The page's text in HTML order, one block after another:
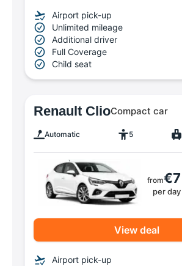
Airport pick-up
Unlimited mileage
Additional driver
Full Coverage
Child seat
Renault ClioCompact car
Automatic 5
from€7
per day
View deal
Airport pick-up